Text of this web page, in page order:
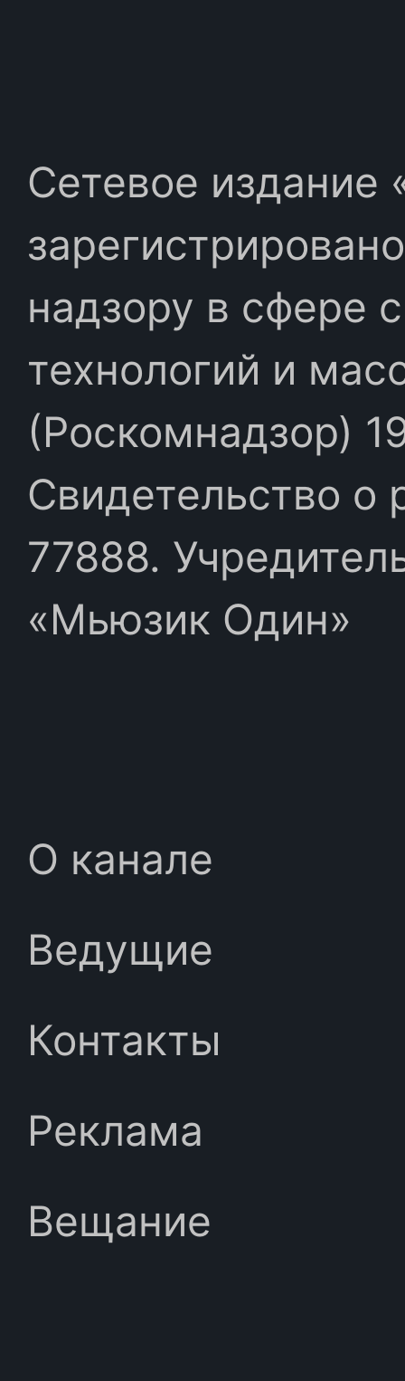
Сетевое издание
надзору в сфере
технологий и
(Роскомнадзор)
Свидетельство
77888.
«Мьюзик Один»
О канале
Ведущие
Контакты
Реклама
Вещание